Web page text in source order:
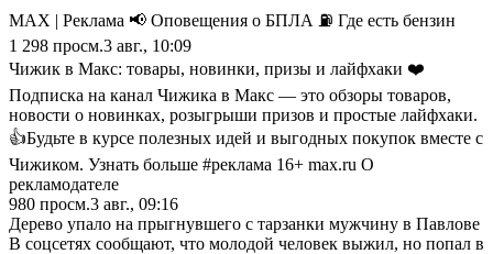
MAX | Реклама 📢 Оповещения о БПЛА ⛽️ Где есть бензин
1 298 просм.3 авг., 10:09
Чижик в Макс: товары, новинки, призы и лайфхаки ❤️
Подписка на канал Чижика в Макс — это обзоры товаров,
новости о новинках, розыгрыши призов и простые лайфхаки.
👍Будьте в курсе полезных идей и выгодных покупок вместе с
Чижиком. Узнать больше #реклама 16+ max.ru О
рекламодателе
980 просм.3 авг., 09:16
Дерево упало на прыгнувшего с тарзанки мужчину в Павлове
В соцсетях сообщают, что молодой человек выжил, но попал в